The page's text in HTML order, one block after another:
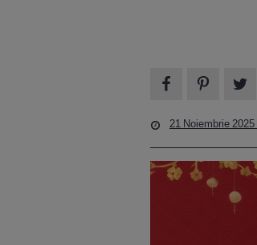
21 Noiembrie 2025